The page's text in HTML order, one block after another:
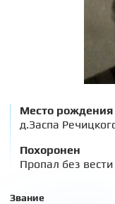
Место рождения
д.Заспа
Похоронен
Пропал без вести
Звание